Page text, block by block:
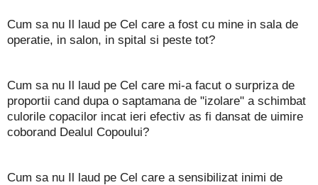
Cum sa nu Il laud pe Cel care a fost cu mine in sala de
operatie, in salon, in spital si peste tot?
Cum sa nu Il laud pe Cel care mi-a facut o surpriza de
proportii cand dupa o saptamana de "izolare" a schimbat
culorile copacilor incat ieri efectiv as fi dansat de uimire
coborand Dealul Copoului?
Cum sa nu Il laud pe Cel care a sensibilizat inimi de